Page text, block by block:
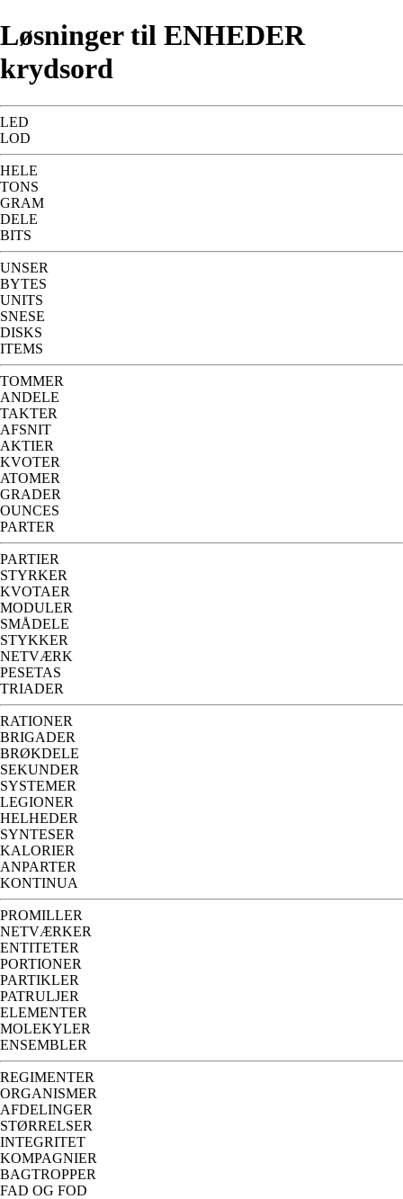
Løsninger til ENHEDER
krydsord
LED
LOD
HELE
TONS
GRAM
DELE
BITS
UNSER
BYTES
UNITS
SNESE
DISKS
ITEMS
TOMMER
ANDELE
TAKTER
AFSNIT
AKTIER
KVOTER
ATOMER
GRADER
OUNCES
PARTER
PARTIER
STYRKER
KVOTAER
MODULER
SMÅDELE
STYKKER
NETVÆRK
PESETAS
TRIADER
RATIONER
BRIGADER
BRØKDELE
SEKUNDER
SYSTEMER
LEGIONER
HELHEDER
SYNTESER
KALORIER
ANPARTER
KONTINUA
PROMILLER
NETVÆRKER
ENTITETER
PORTIONER
PARTIKLER
PATRULJER
ELEMENTER
MOLEKYLER
ENSEMBLER
REGIMENTER
ORGANISMER
AFDELINGER
STØRRELSER
INTEGRITET
KOMPAGNIER
BAGTROPPER
FAD OG FOD